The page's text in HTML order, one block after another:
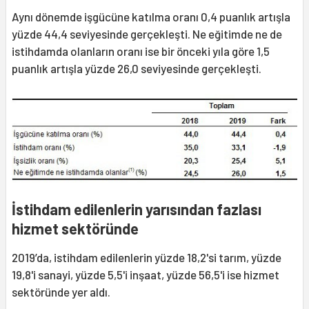
Aynı dönemde işgücüne katılma oranı 0,4 puanlık artışla
yüzde 44,4 seviyesinde gerçekleşti. Ne eğitimde ne de
istihdamda olanların oranı ise bir önceki yıla göre 1,5
puanlık artışla yüzde 26,0 seviyesinde gerçekleşti.
İstihdam edilenlerin yarısından fazlası
hizmet sektöründe
2019’da, istihdam edilenlerin yüzde 18,2'si tarım, yüzde
19,8'i sanayi, yüzde 5,5'i inşaat, yüzde 56,5'i ise hizmet
sektöründe yer aldı.